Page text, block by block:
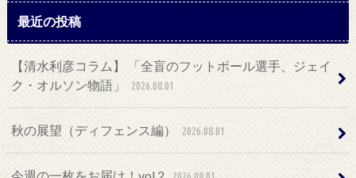
最近の投稿
【清水利彦コラム】 「全盲のフットボール選手、ジェイ
ク・オルソン物語」
2026.08.01
秋の展望（ディフェンス編） 2026.08.01